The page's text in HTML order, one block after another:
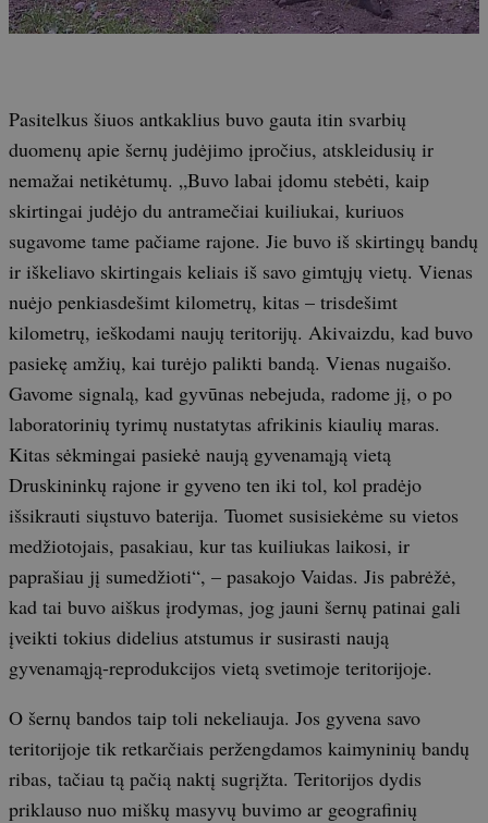
Pasitelkus šiuos antkaklius buvo gauta itin svarbių
duomenų apie šernų judėjimo įpročius, atskleidusių ir
nemažai netikėtumų. „Buvo labai įdomu stebėti, kaip
skirtingai judėjo du antramečiai kuiliukai, kuriuos
sugavome tame pačiame rajone. Jie buvo iš skirtingų bandų
ir iškeliavo skirtingais keliais iš savo gimtųjų vietų. Vienas
nuėjo penkiasdešimt kilometrų, kitas – trisdešimt
kilometrų, ieškodami naujų teritorijų. Akivaizdu, kad buvo
pasiekę amžių, kai turėjo palikti bandą. Vienas nugaišo.
Gavome signalą, kad gyvūnas nebejuda, radome jį, o po
laboratorinių tyrimų nustatytas afrikinis kiaulių maras.
Kitas sėkmingai pasiekė naują gyvenamąją vietą
Druskininkų rajone ir gyveno ten iki tol, kol pradėjo
išsikrauti siųstuvo baterija. Tuomet susisiekėme su vietos
medžiotojais, pasakiau, kur tas kuiliukas laikosi, ir
paprašiau jį sumedžioti“, – pasakojo Vaidas. Jis pabrėžė,
kad tai buvo aiškus įrodymas, jog jauni šernų patinai gali
įveikti tokius didelius atstumus ir susirasti naują
gyvenamąją-reprodukcijos vietą svetimoje teritorijoje.
O šernų bandos taip toli nekeliauja. Jos gyvena savo
teritorijoje tik retkarčiais peržengdamos kaimyninių bandų
ribas, tačiau tą pačią naktį sugrįžta. Teritorijos dydis
priklauso nuo miškų masyvų buvimo ar geografinių